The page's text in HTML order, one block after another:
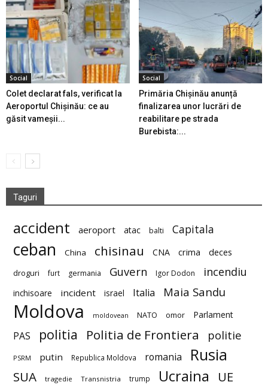
Social
Colet declarat fals, verificat la
Aeroportul Chișinău: ce au
găsit vameșii...
Social
Primăria Chișinău anunță
finalizarea unor lucrări de
reabilitare pe strada
Burebista:...
Taguri
accident aeroport atac balti Capitala
ceban China chisinau CNA crima deces
droguri furt germania Guvern Igor Dodon incendiu
inchisoare incident israel Italia Maia Sandu
Moldova moldovean NATO omor Parlament
PAS politia Politia de Frontiera politie
PSRM putin Republica Moldova romania Rusia
SUA tragedie Transnistria trump Ucraina UE